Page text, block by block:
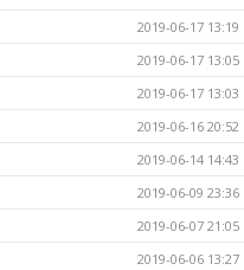
2019-06-17 13:19
2019-06-17 13:05
2019-06-17 13:03
2019-06-16 20:52
2019-06-14 14:43
2019-06-09 23:36
2019-06-07 21:05
2019-06-06 13:27